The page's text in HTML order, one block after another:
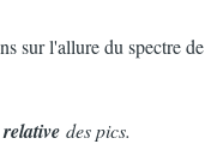
relative des pics.